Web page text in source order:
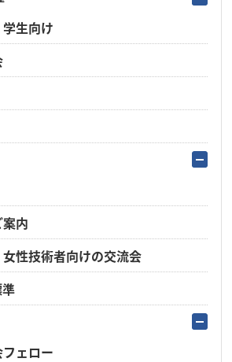
生向け
内
性技術者向けの交流会
ェロー